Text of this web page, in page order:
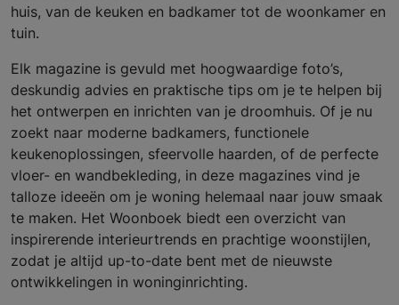
huis, van de keuken en badkamer tot de woonkamer en
tuin.
Elk magazine is gevuld met hoogwaardige foto’s,
deskundig advies en praktische tips om je te helpen bij
het ontwerpen en inrichten van je droomhuis. Of je nu
zoekt naar moderne badkamers, functionele
keukenoplossingen, sfeervolle haarden, of de perfecte
vloer- en wandbekleding, in deze magazines vind je
talloze ideeën om je woning helemaal naar jouw smaak
te maken. Het Woonboek biedt een overzicht van
inspirerende interieurtrends en prachtige woonstijlen,
zodat je altijd up-to-date bent met de nieuwste
ontwikkelingen in woninginrichting.